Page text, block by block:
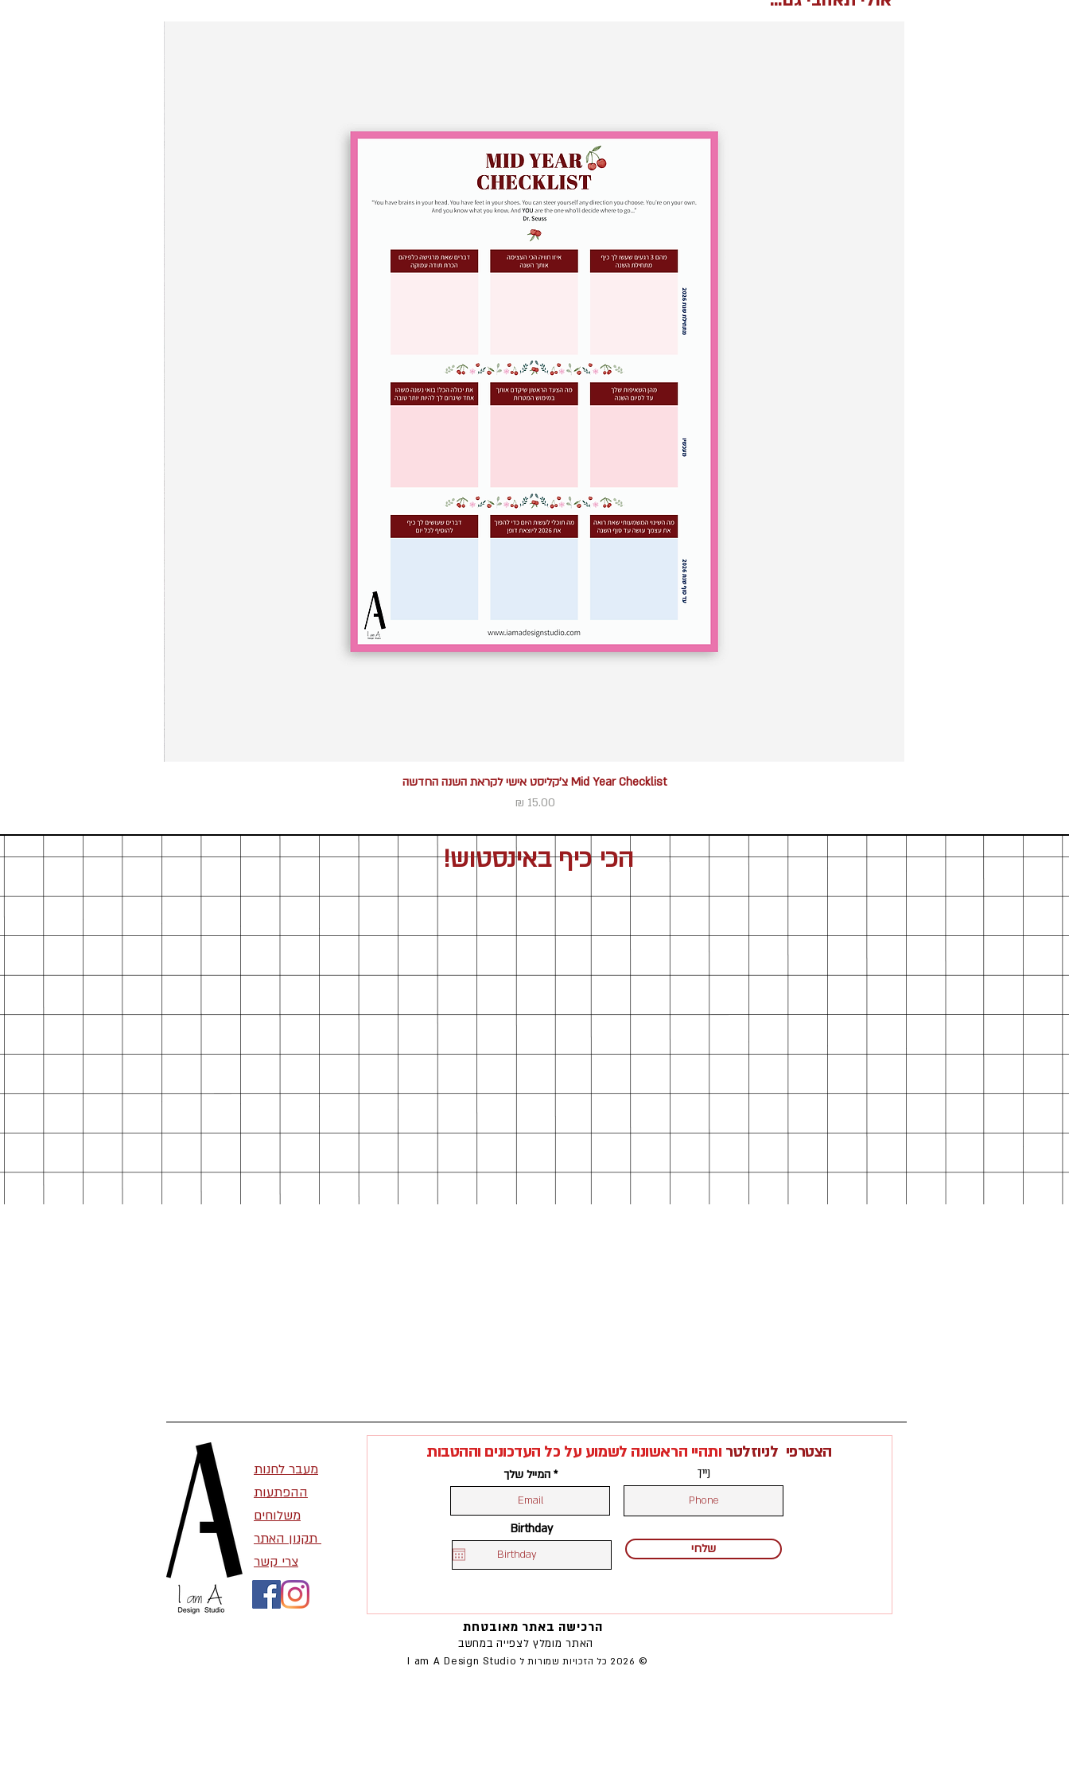
תצוגה מהירה Mid Year Checklist צ'קליסט אישי לקראת השנה החדשה
מחיר
הכי כיף באינסטוש!
מעבר לחנות
ההפתעות
משלוחים
צרי קשר
הצטרפי לניוזלטר ותהיי הראשונה לשמוע על כל העדכונים וההטבות
המייל שלך נייד
Birthday
שלחי
הרכישה באתר מאובטחת
האתר מומלץ לצפייה במחשב
© 2026 כל הזכויות שמורות ל I am A Design Studio